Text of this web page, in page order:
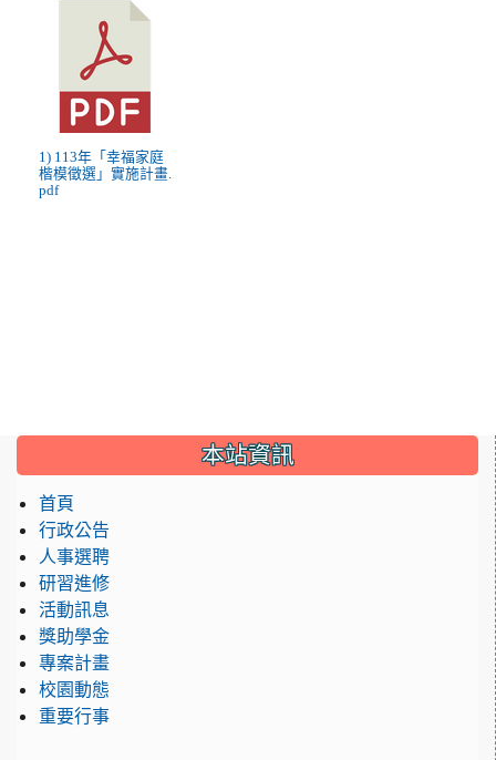
1) 113年「幸福家庭
楷模徵選」實施計畫.
pdf
::: 本站資訊
首頁
行政公告
人事選聘
研習進修
活動訊息
獎助學金
專案計畫
校園動態
重要行事